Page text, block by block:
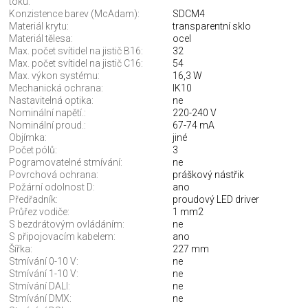
Konzistence barev (McAdam):
SDCM4
Materiál krytu:
transparentní sklo
Materiál tělesa:
ocel
Max. počet svítidel na jistič B16:
32
Max. počet svítidel na jistič C16:
54
Max. výkon systému:
16,3 W
Mechanická ochrana:
IK10
Nastavitelná optika:
ne
Nominální napětí.:
220-240 V
Nominální proud.:
67-74 mA
Objímka:
jiné
Počet pólů:
3
Pogramovatelné stmívání:
ne
Povrchová ochrana:
práškový nástřik
Požární odolnost D:
ano
Předřadník:
proudový LED driver
Průřez vodiče:
1 mm2
S bezdrátovým ovládáním:
ne
S připojovacím kabelem:
ano
Šířka:
227 mm
Stmívání 0-10 V:
ne
Stmívání 1-10 V:
ne
Stmívání DALI:
ne
Stmívání DMX:
ne